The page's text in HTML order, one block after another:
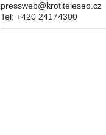
pressweb@krotiteleseo.cz
Tel:+420 24174300